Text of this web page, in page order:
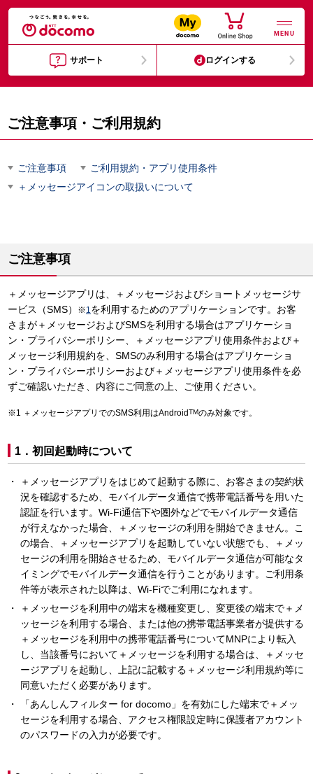
MENU
サポート ログインする
ご注意事項・ご利用規約
ご注意事項
ご利用規約・アプリ使用条件
＋メッセージアイコンの取扱いについて
ご注意事項
＋メッセージアプリは、＋メッセージおよびショートメッセージサ
ービス（SMS）
※1を利用するためのアプリケーションです。お客
さまが＋メッセージおよびSMSを利用する場合はアプリケーショ
ン・プライバシーポリシー、＋メッセージアプリ使用条件および＋
メッセージ利用規約を、SMSのみ利用する場合はアプリケーショ
ン・プライバシーポリシーおよび＋メッセージアプリ使用条件を必
ずご確認いただき、内容にご同意の上、ご使用ください。
＋メッセージアプリでのSMS利用はAndroidTMのみ対象です。
1．初回起動時について
＋メッセージアプリをはじめて起動する際に、お客さまの契約状
況を確認するため、モバイルデータ通信で携帯電話番号を用いた
認証を行います。Wi-Fi通信下や圏外などでモバイルデータ通信
が行えなかった場合、＋メッセージの利用を開始できません。こ
の場合、＋メッセージアプリを起動していない状態でも、＋メッ
セージの利用を開始させるため、モバイルデータ通信が可能なタ
イミングでモバイルデータ通信を行うことがあります。ご利用条
件等が表示された以降は、Wi-Fiでご利用になれます。
＋メッセージを利用中の端末を機種変更し、変更後の端末で＋メ
ッセージを利用する場合、または他の携帯電話事業者が提供する
＋メッセージを利用中の携帯電話番号についてMNPにより転入
し、当該番号において＋メッセージを利用する場合は、＋メッセ
ージアプリを起動し、上記に記載する＋メッセージ利用規約等に
同意いただく必要があります。
「あんしんフィルター for docomo」を有効にした端末で＋メッ
セージを利用する場合、アクセス権限設定時に保護者アカウント
のパスワードの入力が必要です。